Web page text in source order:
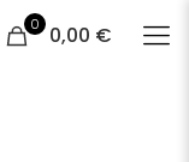
0 0,00 €